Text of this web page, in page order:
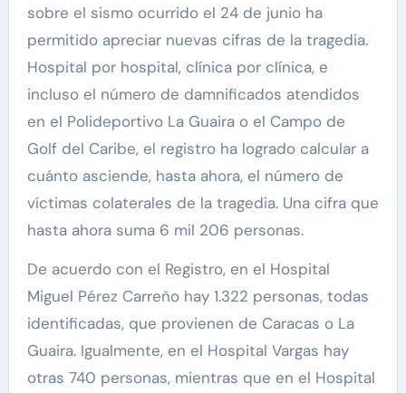
sobre el sismo ocurrido el 24 de junio ha
permitido apreciar nuevas cifras de la tragedia.
Hospital por hospital, clínica por clínica, e
incluso el número de damnificados atendidos
en el Polideportivo La Guaira o el Campo de
Golf del Caribe, el registro ha logrado calcular a
cuánto asciende, hasta ahora, el número de
víctimas colaterales de la tragedia. Una cifra que
hasta ahora suma 6 mil 206 personas.
De acuerdo con el Registro, en el Hospital
Miguel Pérez Carreño hay 1.322 personas, todas
identificadas, que provienen de Caracas o La
Guaira. Igualmente, en el Hospital Vargas hay
otras 740 personas, mientras que en el Hospital